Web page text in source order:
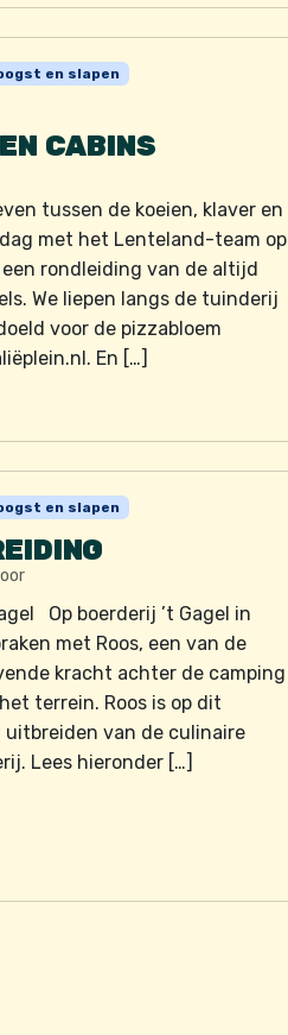
en slapen
CABINS
tussen de koeien, klaver en
met het Lenteland-team op
een rondleiding van de altijd
We liepen langs de tuinderij
voor de pizzabloem
En […]
en slapen
Op boerderij ’t Gagel in
met Roos, een van de
kracht achter de camping
terrein. Roos is op dit
van de culinaire
Lees hieronder […]